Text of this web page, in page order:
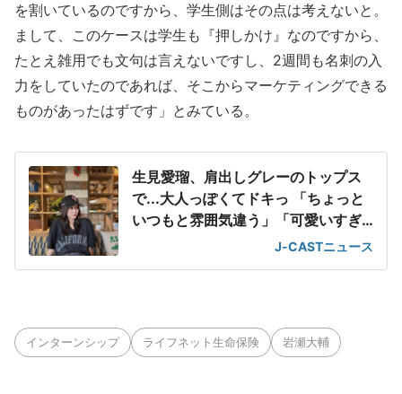
を割いているのですから、学生側はその点は考えないと。
まして、このケースは学生も『押しかけ』なのですから、
たとえ雑用でも文句は言えないですし、2週間も名刺の入
力をしていたのであれば、そこからマーケティングできる
ものがあったはずです」とみている。
生見愛瑠、肩出しグレーのトップス
で...大人っぽくてドキっ 「ちょっと
いつもと雰囲気違う」「可愛いすぎ
J-CASTニュース
インターンシップ ライフネット生命保険 岩瀬大輔